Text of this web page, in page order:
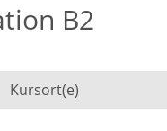
B2
Kursort(e)